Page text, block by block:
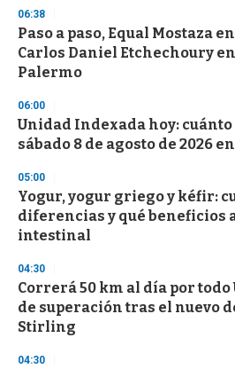
06:38
Paso a paso, Equal Mostaza
Carlos Daniel Etchechoury
Palermo
06:00
Unidad Indexada hoy: cuánto
sábado 8 de agosto de 2026
05:00
Yogur, yogur griego y kéfir:
diferencias y qué beneficios
intestinal
04:30
Correrá 50 km al día por
de superación tras el nuevo
Stirling
04:30